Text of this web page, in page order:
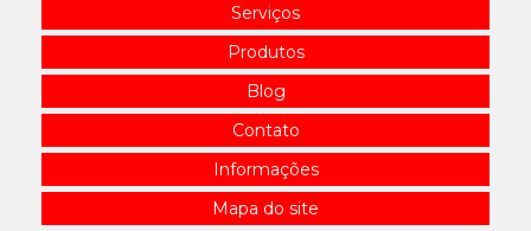
Serviços
Produtos
Blog
Contato
Informações
Mapa do site